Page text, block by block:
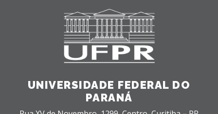
UNIVERSIDADE FEDERAL DO
PARANÁ